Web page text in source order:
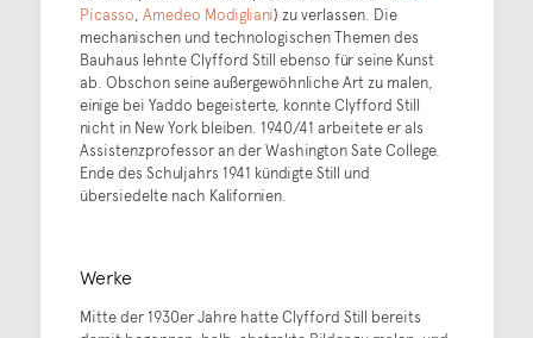
Picasso, Amedeo Modigliani) zu verlassen. Die
mechanischen und technologischen Themen des
Bauhaus lehnte Clyfford Still ebenso für seine Kunst
ab. Obschon seine außergewöhnliche Art zu malen,
einige bei Yaddo begeisterte, konnte Clyfford Still
nicht in New York bleiben. 1940/41 arbeitete er als
Assistenzprofessor an der Washington Sate College.
Ende des Schuljahrs 1941 kündigte Still und
übersiedelte nach Kalifornien.
Werke
Mitte der 1930er Jahre hatte Clyfford Still bereits